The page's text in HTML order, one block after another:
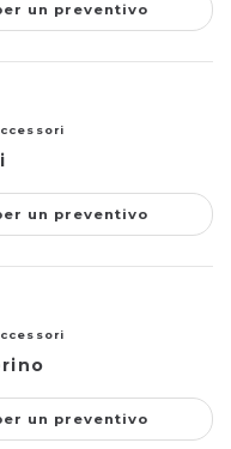
un preventivo
un preventivo
un preventivo